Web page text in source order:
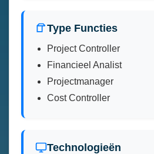
Type Functies
Project Controller
Financieel Analist
Projectmanager
Cost Controller
Technologieën